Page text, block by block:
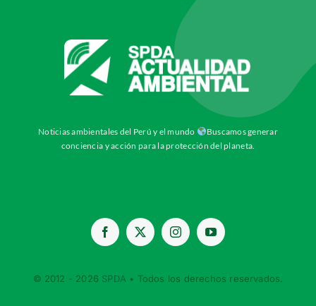
Noticias ambientales del Perú y el mundo
Buscamos generar
conciencia y acción para la protección del planeta.
© 2012 - 2026 SPDA • Todos los derechos reservados.